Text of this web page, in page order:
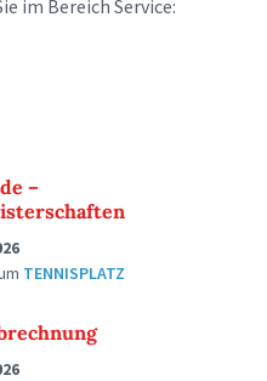
im Bereich Service:
–
TENNISPLATZ